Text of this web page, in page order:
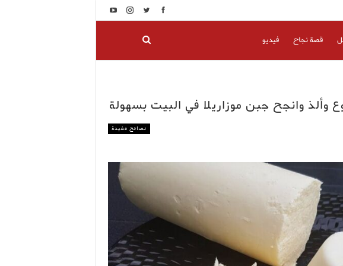
قصة نجاح فيديو
وانجح جبن موزاريلا في البيت بسهولة
نصائح مفيدة